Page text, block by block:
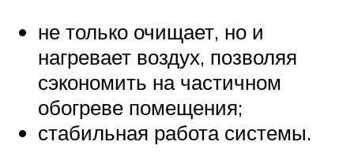
не только очищает, но и
нагревает воздух, позволяя
сэкономить на частичном
обогреве помещения;
стабильная работа системы.